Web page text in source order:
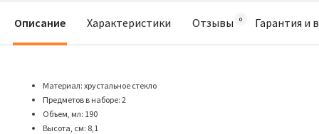
Описание Характеристики Отзывы Гарантия и
Материал: хрустальное стекло
Предметов в наборе: 2
Объем, мл: 190
Высота, см: 8,1